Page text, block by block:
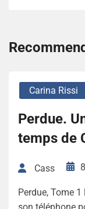
Carina Rissi
Perdue.
temps de
Cass
Perdue, Tome
son téléphone